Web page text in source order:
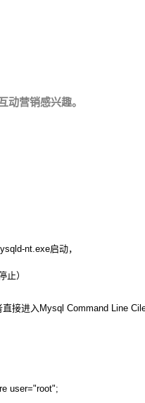
动营销感兴趣。
nt.exe启动，
）
进入Mysql Command Line
user="root";